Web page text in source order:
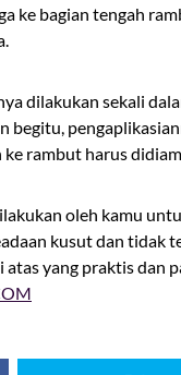
ke bagian tengah
dilakukan sekali
begitu,
rambut harus
oleh kamu
kusut dan tidak
yang praktis dan